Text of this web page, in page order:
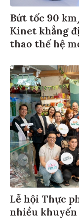
Bứt tốc 90
Kinet khẳng
thao thế hệ
Lễ hội Thực
nhiều khuyến